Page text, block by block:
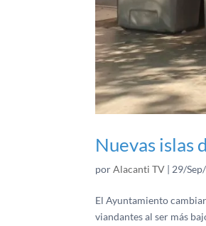
Nuevas islas
porAlacanti TV | 29/
El Ayuntamiento
viandantes al ser más